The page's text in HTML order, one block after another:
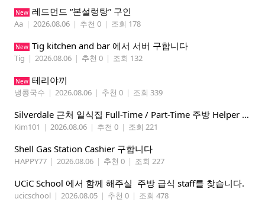
New 레드먼드 “본설렁탕” 구인
Aa | 2026.08.06 | 추천 0 | 조회 178
New Tig kitchen and bar 에서 서버 구합니다
Tig | 2026.08.06 | 추천 0 | 조회 132
New 테리야끼
냉콩국수 | 2026.08.06 | 추천 0 | 조회 339
Silverdale 근처 일식집 Full-Time / Part-Time 주방 Helper 구합니다.
Kim101 | 2026.08.06 | 추천 0 | 조회 221
Shell Gas Station Cashier 구합니다
HAPPY77 | 2026.08.06 | 추천 0 | 조회 227
UCiC School 에서 함께 해주실 주방 급식 staff를 찾습니다.
ucicschool | 2026.08.05 | 추천 0 | 조회 478